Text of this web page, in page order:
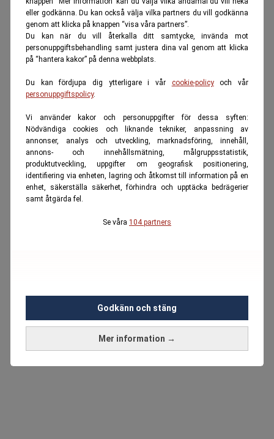
eller godkänna. Du kan också välja vilka partners du vill godkänna
genom att klicka på knappen “visa våra partners”.
Du kan när du vill återkalla ditt samtycke, invända mot
personuppgiftsbehandling samt justera dina val genom att klicka
på “hantera kakor” på denna webbplats.
Du kan fördjupa dig ytterligare i vår cookie-policyoch vår
personuppgiftspolicy.
Vi använder kakor och personuppgifter för dessa syften:
Nödvändiga cookies och liknande tekniker, anpassning av
annonser, analys och utveckling, marknadsföring, innehåll,
annons- och innehållsmätning, målgruppsstatistik,
produktutveckling, uppgifter om geografisk positionering,
identifiering via enheten, lagring och åtkomst till information på en
enhet, säkerställa säkerhet, förhindra och upptäcka bedrägerier
samt åtgärda fel.
Se våra 104 partners
Mer information →
Godkänn och stäng